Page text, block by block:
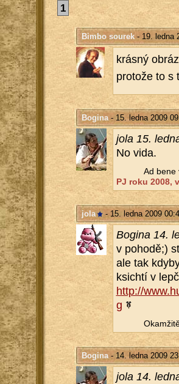
1
Bimbo sourek- 19. ledna
krás­ný
pro­to­že to s
Bogina- 15. ledna 2009
jola 15.
No vida.
Ad bene
PJ roku 2008,
jola - 15. ledna 2009
Bo­gi­na 14.
v po­ho­dě;)
ale tak
ksich­tí v
http://​
g
Bogina- 14. ledna 2009
jola 14.